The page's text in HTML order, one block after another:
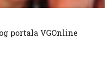
portala VGOnline